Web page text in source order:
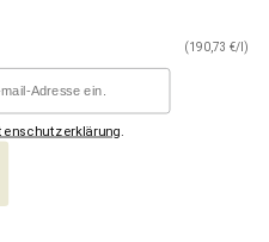
(190,73 €/l)